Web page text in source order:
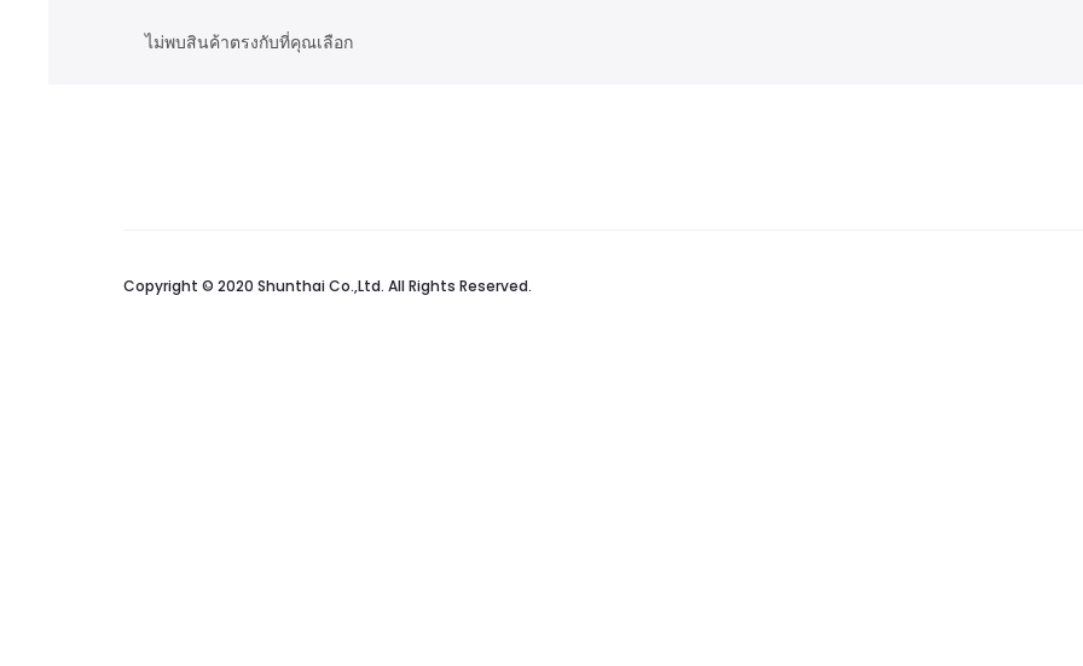
ไม่พบสินค้าตรงกับที่คุณเลือก
Copyright © 2020 Shunthai Co.,Ltd. All Rights Reserved.